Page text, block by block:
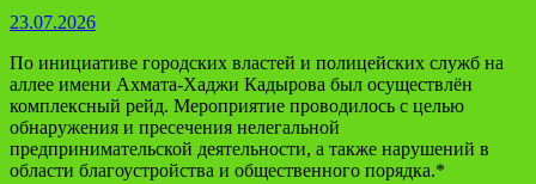
23.07.2026
По инициативе городских властей и полицейских служб на
аллее имени Ахмата-Хаджи Кадырова был осуществлён
комплексный рейд. Мероприятие проводилось с целью
обнаружения и пресечения нелегальной
предпринимательской деятельности, а также нарушений в
области благоустройства и общественного порядка.*